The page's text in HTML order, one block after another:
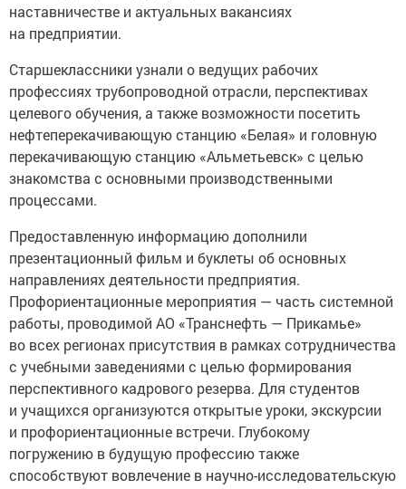
наставничестве и актуальных вакансиях
на предприятии.
Старшеклассники узнали о ведущих рабочих
профессиях трубопроводной отрасли, перспективах
целевого обучения, а также возможности посетить
нефтеперекачивающую станцию «Белая» и головную
перекачивающую станцию «Альметьевск» с целью
знакомства с основными производственными
процессами.
Предоставленную информацию дополнили
презентационный фильм и буклеты об основных
направлениях деятельности предприятия.
Профориентационные мероприятия — часть системной
работы, проводимой АО «Транснефть — Прикамье»
во всех регионах присутствия в рамках сотрудничества
с учебными заведениями с целью формирования
перспективного кадрового резерва. Для студентов
и учащихся организуются открытые уроки, экскурсии
и профориентационные встречи. Глубокому
погружению в будущую профессию также
способствуют вовлечение в научно-исследовательскую